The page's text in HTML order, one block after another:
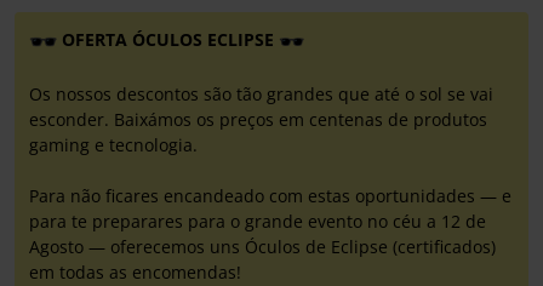
OFERTA ÓCULOS ECLIPSE
Os nossos descontos são tão grandes que até o sol se vai
esconder. Baixámos os preços em centenas de produtos
gaming e tecnologia.
Para não ficares encandeado com estas oportunidades — e
para te preparares para o grande evento no céu a 12 de
Agosto — oferecemos uns Óculos de Eclipse (certificados)
em todas as encomendas!